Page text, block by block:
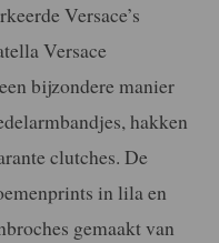
Versace’s
Versace
bijzondere manier
hakken
clutches. De
in lila en
gemaakt van